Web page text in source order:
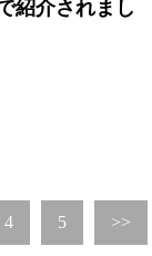
紹介されまし
4 5 >>